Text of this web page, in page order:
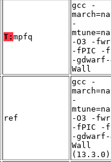
T: mpfq
gcc -
-
-O3 -
-fPIC -
-
Wall
ref
gcc -
-
-O3 -
-fPIC -
-
Wall
(13.3.0)